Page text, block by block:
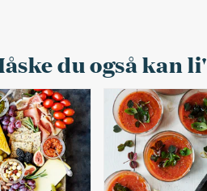
du også kan li'